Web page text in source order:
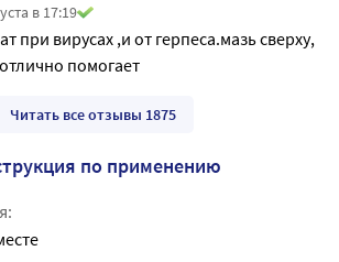
в 17:19
при вирусах ,и от герпеса.мазь сверху,
помогает
Читать все отзывы 1875
по применению